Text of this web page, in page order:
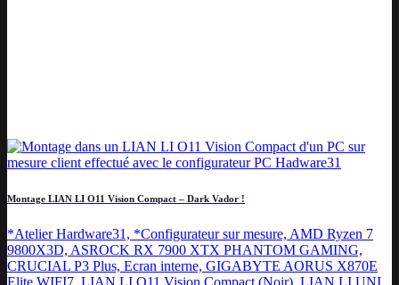
Montage LIAN LI O11 Vision Compact – Dark Vador !
*Atelier Hardware31, *Configurateur sur mesure, AMD Ryzen 7
9800X3D, ASROCK RX 7900 XTX PHANTOM GAMING,
CRUCIAL P3 Plus, Ecran interne, GIGABYTE AORUS X870E
Elite WIFI7, LIAN LI O11 Vision Compact (Noir), LIAN LI UNI